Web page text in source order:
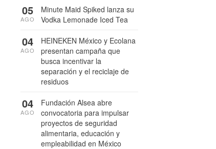
Minute Maid Spiked lanza su
Vodka Lemonade Iced Tea
05
AGO
HEINEKEN México y Ecolana
presentan campaña que
busca incentivar la
separación y el reciclaje de
residuos
04
AGO
Fundación Alsea abre
convocatoria para impulsar
proyectos de seguridad
alimentaria, educación y
empleabilidad en México
04
AGO